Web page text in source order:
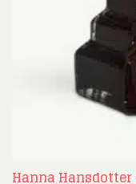
Hanna